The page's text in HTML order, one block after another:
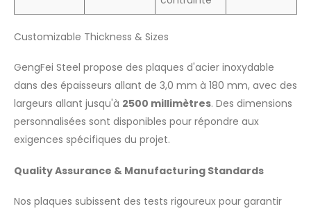
Customizable Thickness & Sizes
GengFei Steel propose des plaques d'acier inoxydable
dans des épaisseurs allant de 3,0 mm à 180 mm, avec des
largeurs allant jusqu'à 2500 millimètres. Des dimensions
personnalisées sont disponibles pour répondre aux
exigences spécifiques du projet.
Quality Assurance & Manufacturing Standards
Nos plaques subissent des tests rigoureux pour garantir